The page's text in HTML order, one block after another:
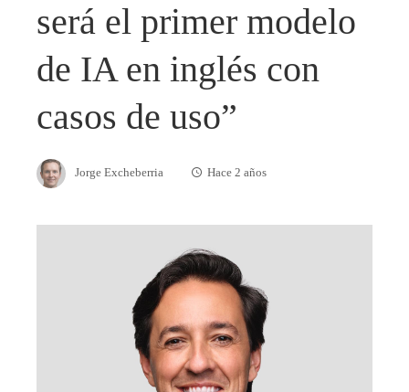
será el primer modelo
de IA en inglés con
casos de uso”
Jorge Excheberria Hace 2 años